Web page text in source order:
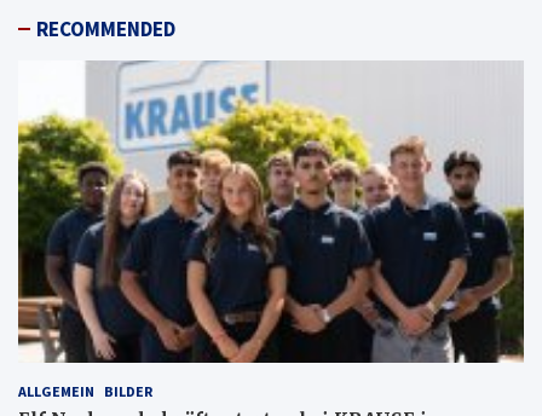
RECOMMENDED
ALLGEMEIN BILDER